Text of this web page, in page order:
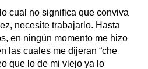
cual no significa que conviva
necesite trabajarlo. Hasta
en ningún momento me hizo
las cuales me dijeran “che
que lo de mi viejo ya lo